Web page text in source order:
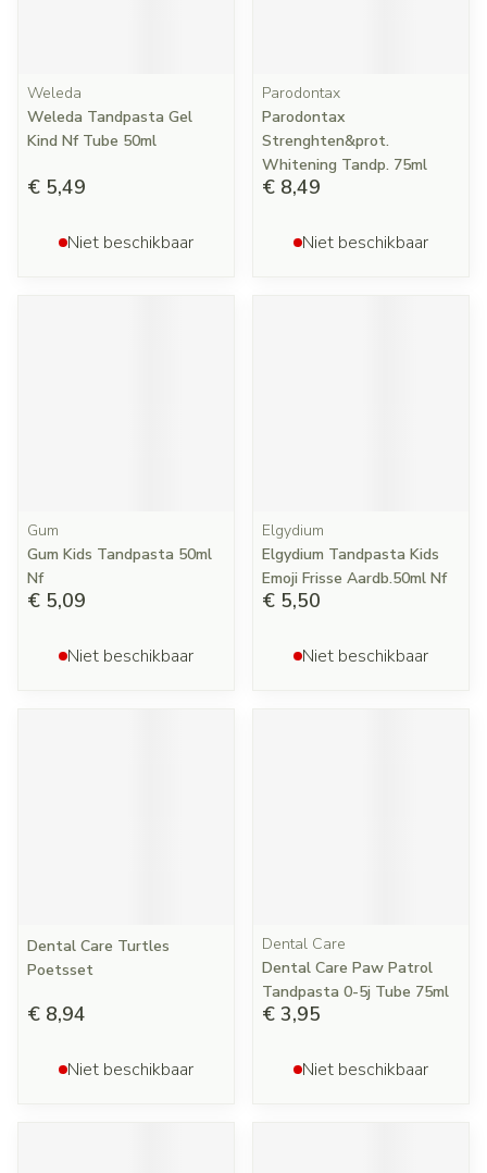
Weleda
Weleda Tandpasta Gel
Kind Nf Tube 50ml
€ 5,49
Niet beschikbaar
Parodontax
Parodontax
Strenghten&prot.
Whitening Tandp. 75ml
€ 8,49
Niet beschikbaar
Gum
Gum Kids Tandpasta 50ml
Nf
€ 5,09
Niet beschikbaar
Elgydium
Elgydium Tandpasta Kids
Emoji Frisse Aardb.50ml Nf
€ 5,50
Niet beschikbaar
Dental Care Turtles
Poetsset
€ 8,94
Niet beschikbaar
Dental Care
Dental Care Paw Patrol
Tandpasta 0-5j Tube 75ml
€ 3,95
Niet beschikbaar